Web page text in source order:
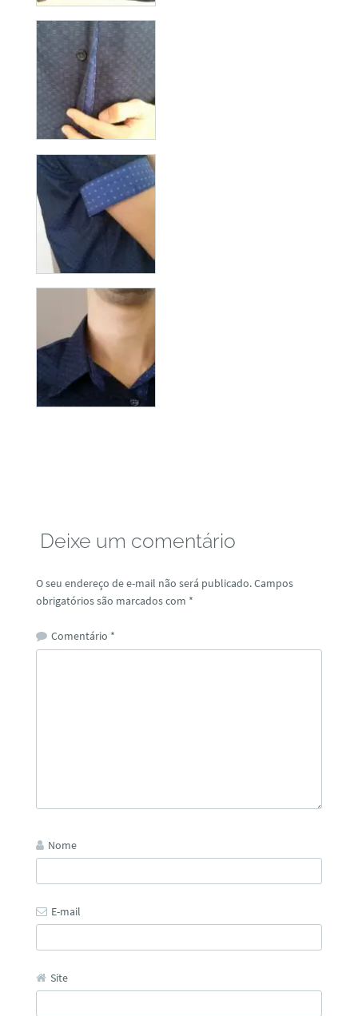
Deixe um comentário
O seu endereço de e-mail não será publicado.Campos
obrigatórios são marcados com *
Comentário *
Nome
E-mail
Site